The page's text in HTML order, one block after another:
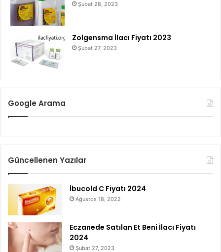
Şubat 28, 2023
Zolgensma İlacı Fiyatı 2023
Şubat 27, 2023
Google Arama
Güncellenen Yazılar
İbucold C Fiyatı 2024
Ağustos 18, 2022
Eczanede Satılan Et Beni İlacı Fiyatı
2024
Şubat 27, 2023